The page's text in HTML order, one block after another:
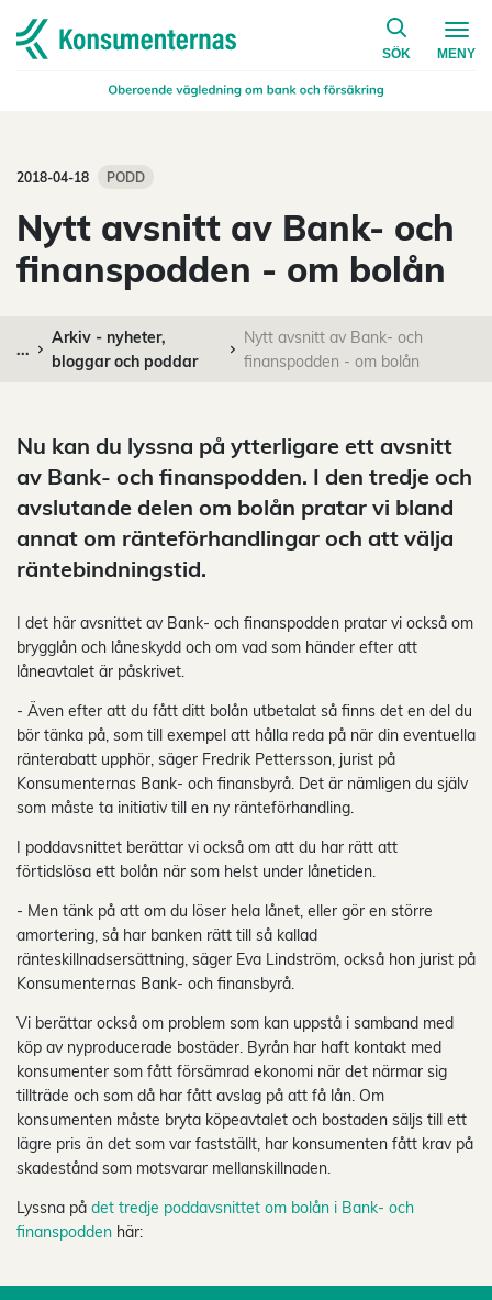
Navigera till startsidan
SÖK
på
MENY
2018-04-18 PODD
Nytt avsnitt av Bank- och
finanspodden - om bolån
...
Arkiv - nyheter,
bloggar och poddar
Nytt avsnitt av Bank- och
finanspodden - om bolån
Nu kan du lyssna på ytterligare ett avsnitt
av Bank- och finanspodden. I den tredje och
avslutande delen om bolån pratar vi bland
annat om ränteförhandlingar och att välja
räntebindningstid.
I det här avsnittet av Bank- och finanspodden pratar vi också om
brygglån och låneskydd och om vad som händer efter att
låneavtalet är påskrivet.
- Även efter att du fått ditt bolån utbetalat så finns det en del du
bör tänka på, som till exempel att hålla reda på när din eventuella
ränterabatt upphör, säger Fredrik Pettersson, jurist på
Konsumenternas Bank- och finansbyrå. Det är nämligen du själv
som måste ta initiativ till en ny ränteförhandling.
I poddavsnittet berättar vi också om att du har rätt att
förtidslösa ett bolån när som helst under lånetiden.
- Men tänk på att om du löser hela lånet, eller gör en större
amortering, så har banken rätt till så kallad
ränteskillnadsersättning, säger Eva Lindström, också hon jurist på
Konsumenternas Bank- och finansbyrå.
Vi berättar också om problem som kan uppstå i samband med
köp av nyproducerade bostäder. Byrån har haft kontakt med
konsumenter som fått försämrad ekonomi när det närmar sig
tillträde och som då har fått avslag på att få lån. Om
konsumenten måste bryta köpeavtalet och bostaden säljs till ett
lägre pris än det som var fastställt, har konsumenten fått krav på
skadestånd som motsvarar mellanskillnaden.
Lyssna på det tredje poddavsnittet om bolån i Bank- och
finanspodden här: